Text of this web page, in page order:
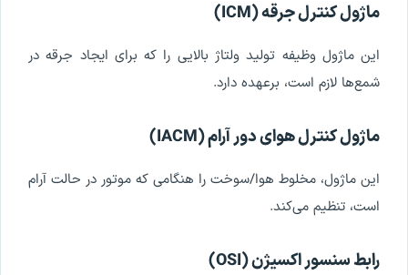
ماژولکنترلجرقه(
ICM
)
این ماژول وظیفه تولید ولتاژ بالایی را که برای ایجاد جرقه در
شمعها لازم است، برعهده دارد.
ماژولکنترلهوایدورآرام(
IACM
)
این ماژول، مخلوط هوا/سوخت را هنگامی که موتور در حالت آرام
است، تنظیم میکند.
رابطسنسوراکسیژن(
OSI
)